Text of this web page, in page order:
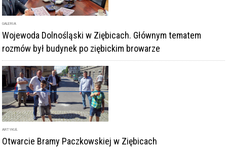
GALERIA
Wojewoda Dolnośląski w Ziębicach. Głównym tematem
rozmów był budynek po ziębickim browarze
ARTYKUŁ
Otwarcie Bramy Paczkowskiej w Ziębicach